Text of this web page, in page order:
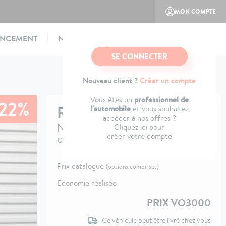
MON COMPTE
SE CONNECTER
Nouveau client ?Créer un compte
Vous êtes un professionnel de
l'automobileet vous souhaitez
accéder à nos offres ?
Cliquez ici pour
créer votre compte
NOTRE CONCEPT
RENAULTCAPTUR
Nouveau E-Tech full hybrid 160
ch Techno
Prix catalogue (options comprises)
Economie réalisée
PRIX VO3000
Ce véhicule peut être livré chez vous